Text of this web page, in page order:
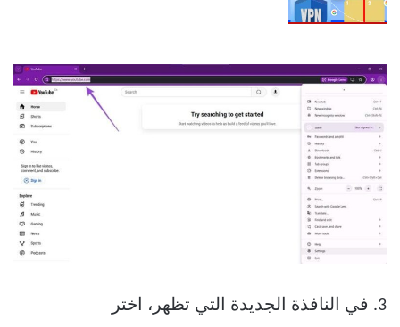
3. في النافذة الجديدة التي تظهر، اختر